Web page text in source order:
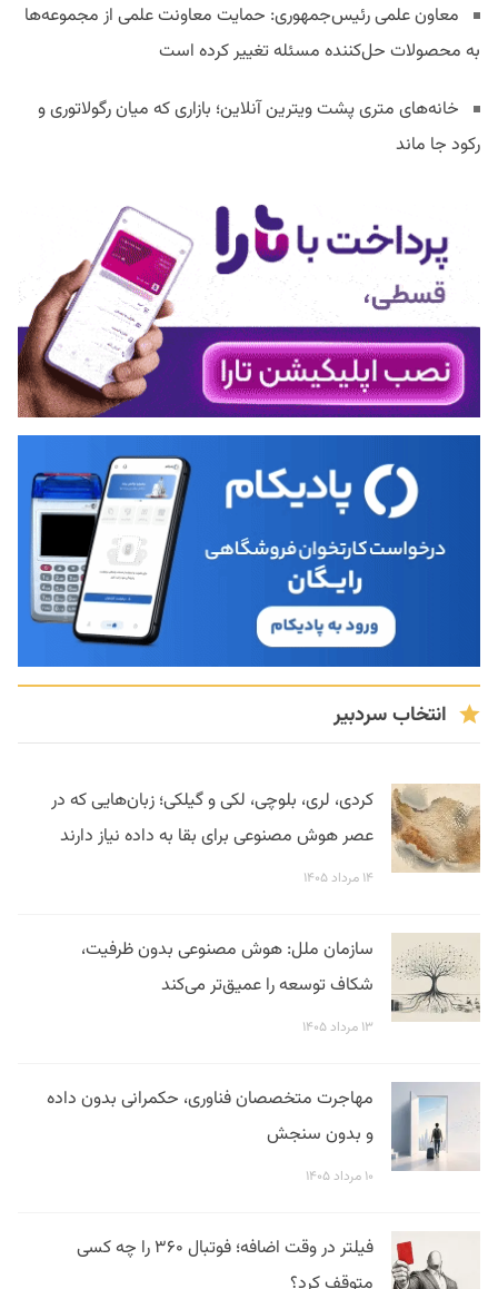
معاون علمی رئیس‌جمهوری: حمایت معاونت علمی از مجموعه‌ها
به محصولات حل‌کننده مسئله تغییر کرده است
خانه‌های متری پشت ویترین آنلاین؛ بازاری که میان رگولاتوری و
رکود جا ماند
انتخاب سردبیر
کردی، لری، بلوچی، لکی و گیلکی؛ زبان‌هایی که در
عصر هوش مصنوعی برای بقا به داده نیاز دارند
۱۴ مرداد ۱۴۰۵
سازمان ملل: هوش مصنوعی بدون ظرفیت،
شکاف توسعه را عمیق‌تر می‌کند
۱۳ مرداد ۱۴۰۵
مهاجرت متخصصان فناوری، حکمرانی بدون داده
و بدون سنجش
۱۰ مرداد ۱۴۰۵
فیلتر در وقت اضافه؛ فوتبال ۳۶۰ را چه کسی